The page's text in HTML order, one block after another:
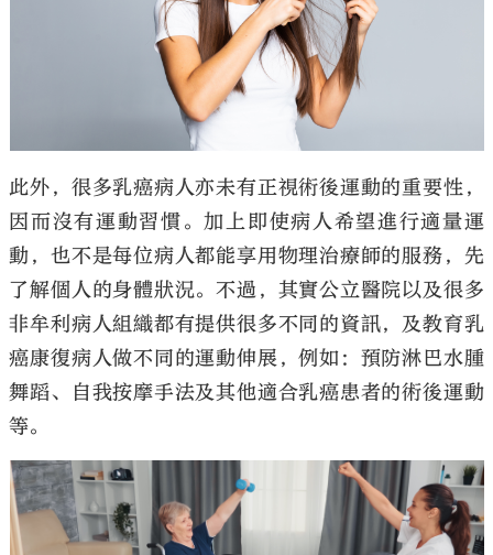
此外，很多乳癌病人亦未有正視術後運動的重要性，
因而沒有運動習慣。加上即使病人希望進行適量運
動，也不是每位病人都能享用物理治療師的服務，先
了解個人的身體狀況。不過，其實公立醫院以及很多
非牟利病人組織都有提供很多不同的資訊，及教育乳
癌康復病人做不同的運動伸展，例如：預防淋巴水腫
舞蹈、自我按摩手法及其他適合乳癌患者的術後運動
等。